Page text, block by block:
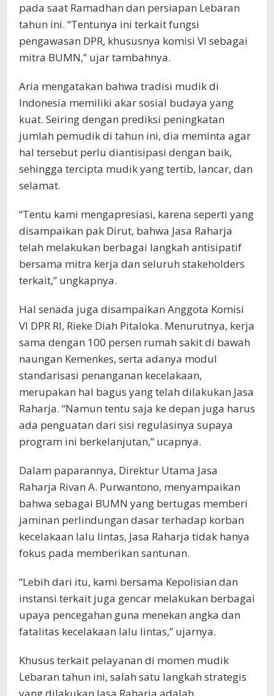
pada saat Ramadhan dan persiapan Lebaran
tahun ini. “Tentunya ini terkait fungsi
pengawasan DPR, khususnya komisi VI sebagai
mitra BUMN,” ujar tambahnya.
Aria mengatakan bahwa tradisi mudik di
Indonesia memiliki akar sosial budaya yang
kuat. Seiring dengan prediksi peningkatan
jumlah pemudik di tahun ini, dia meminta agar
hal tersebut perlu diantisipasi dengan baik,
sehingga tercipta mudik yang tertib, lancar, dan
selamat.
“Tentu kami mengapresiasi, karena seperti yang
disampaikan pak Dirut, bahwa Jasa Raharja
telah melakukan berbagai langkah antisipatif
bersama mitra kerja dan seluruh stakeholders
terkait,” ungkapnya.
Hal senada juga disampaikan Anggota Komisi
VI DPR RI, Rieke Diah Pitaloka. Menurutnya, kerja
sama dengan 100 persen rumah sakit di bawah
naungan Kemenkes, serta adanya modul
standarisasi penanganan kecelakaan,
merupakan hal bagus yang telah dilakukan Jasa
Raharja. “Namun tentu saja ke depan juga harus
ada penguatan dari sisi regulasinya supaya
program ini berkelanjutan,” ucapnya.
Dalam paparannya, Direktur Utama Jasa
Raharja Rivan A. Purwantono, menyampaikan
bahwa sebagai BUMN yang bertugas memberi
jaminan perlindungan dasar terhadap korban
kecelakaan lalu lintas, Jasa Raharja tidak hanya
fokus pada memberikan santunan.
“Lebih dari itu, kami bersama Kepolisian dan
instansi terkait juga gencar melakukan berbagai
upaya pencegahan guna menekan angka dan
fatalitas kecelakaan lalu lintas,” ujarnya.
Khusus terkait pelayanan di momen mudik
Lebaran tahun ini, salah satu langkah strategis